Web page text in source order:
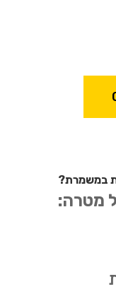
במשמרת?
מטרה: